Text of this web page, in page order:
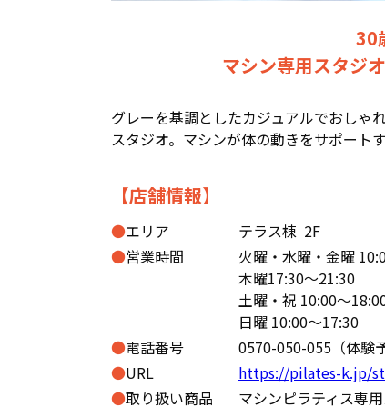
30
マシン専用スタジ
グレーを基調としたカジュアルでおしゃ
スタジオ。マシンが体の動きをサポート
【店舗情報】
●エリア テラス棟 2F
●営業時間
火曜・水曜・金曜
木曜17:30～21:30
土曜・祝 10:00～
日曜 10:00～17:30
●電話番号
0570-050-055（体験
●URL
https://pilates-k.jp/
●取り扱い商品 マシンピラティス専